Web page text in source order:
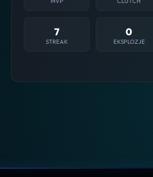
7
STREAK
0
EKSPLOZJE